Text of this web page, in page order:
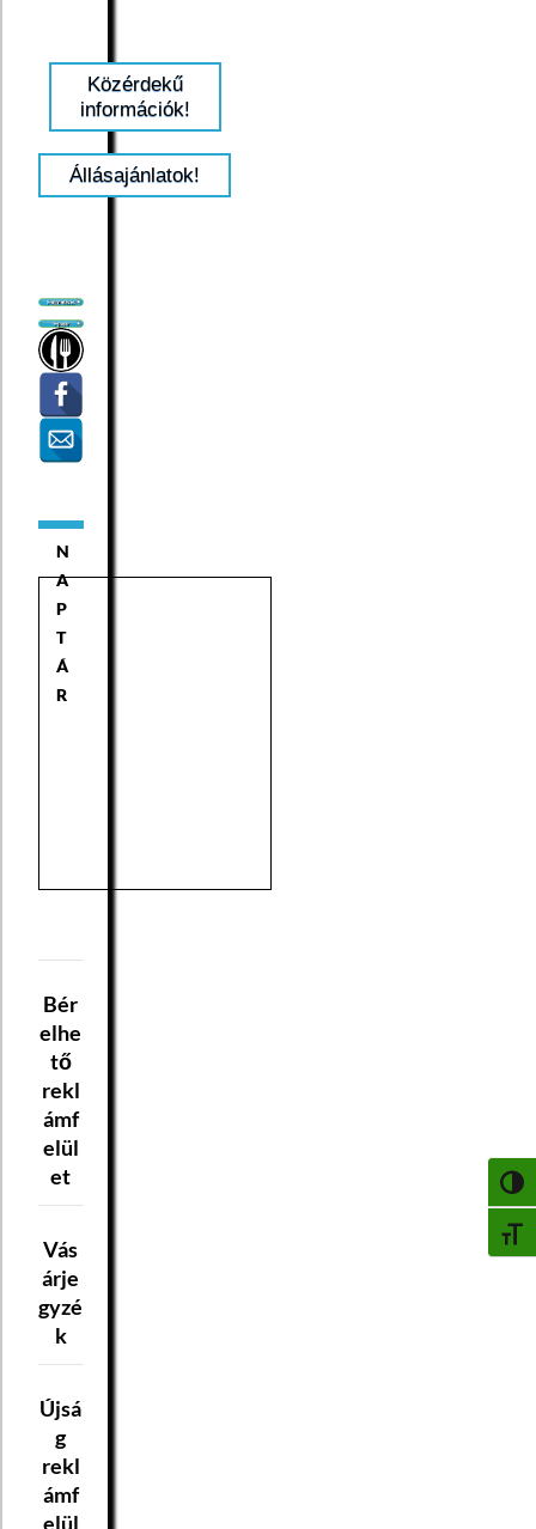
Közérdekű
információk!
Állásajánlatok!
N
A
P
T
Á
R
Bér
elhe
tő
rekl
ámf
elül
et
Vás
árje
gyzé
k
Újsá
g
rekl
ámf
elül